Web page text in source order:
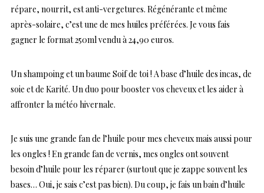
répare, nourrit, est anti-vergetures. Régénérante et même
après-solaire, c’est une de mes huiles préférées. Je vous fais
gagner le format 250ml vendu à 24,90 euros.
Un shampoing et un baume Soif de toi ! A base d’huile des incas, de
soie et de Karité. Un duo pour booster vos cheveux et les aider à
affronter la météo hivernale.
Je suis une grande fan de l’huile pour mes cheveux mais aussi pour
les ongles ! En grande fan de vernis, mes ongles ont souvent
besoin d’huile pour les réparer (surtout que je zappe souvent les
bases… Oui, je sais c’est pas bien). Du coup, je fais un bain d’huile